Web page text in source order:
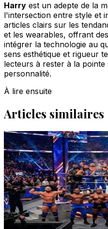
Harry est un adepte de la
l'intersection entre style et
articles clairs sur les
et les wearables, offrant
intégrer la technologie au
sens esthétique et rigueur
lecteurs à rester à la
personnalité.
À lire ensuite
Articles similaires